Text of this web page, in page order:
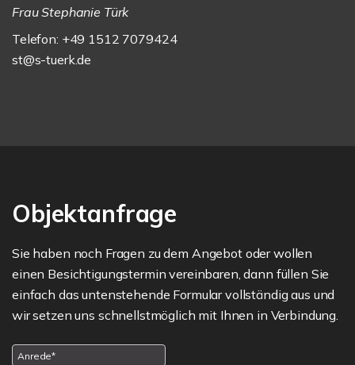
Frau Stephanie Türk
Telefon: +49 1512 7079424
st@s-tuerk.de
Objektanfrage
Sie haben noch Fragen zu dem Angebot oder wollen
einen Besichtigungstermin vereinbaren, dann füllen Sie
einfach das untenstehende Formular vollständig aus und
wir setzen uns schnellstmöglich mit Ihnen in Verbindung.